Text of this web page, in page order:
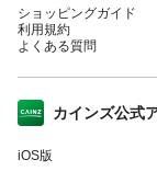
ショッピングガイド
利用規約
よくある質問
カインズ公式
iOS版